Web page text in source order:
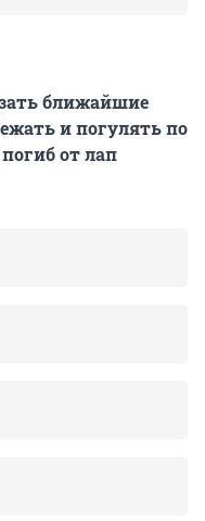
ближайшие
и погулять по
от лап